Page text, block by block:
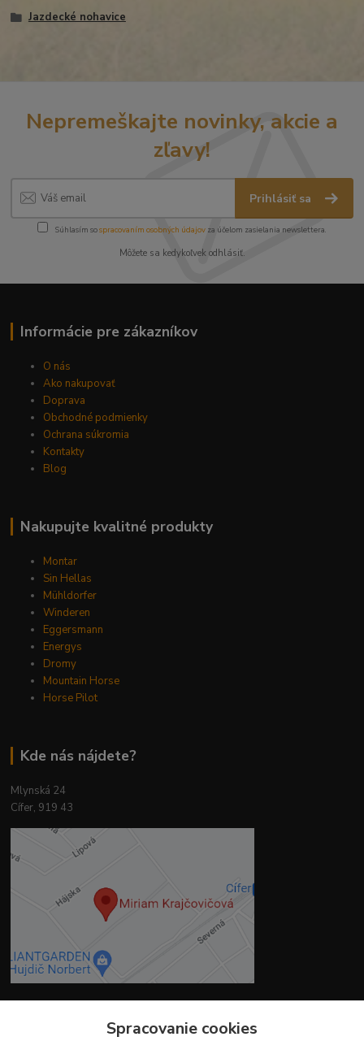
Jazdecké nohavice
Nepremeškajte novinky, akcie a
zľavy!
Prihlásiť sa
Súhlasím sospracovaním osobných údajov za účelom zasielania newslettera.
Môžete sa kedykoľvek odhlásiť.
Informácie pre zákazníkov
O nás
Ako nakupovať
Doprava
Obchodné podmienky
Ochrana súkromia
Kontakty
Blog
Nakupujte kvalitné produkty
Montar
Sin Hellas
Mühldorfer
Winderen
Eggersmann
Energys
Dromy
Mountain Horse
Horse Pilot
Kde nás nájdete?
Mlynská 24
Cífer, 919 43
Spracovanie cookies